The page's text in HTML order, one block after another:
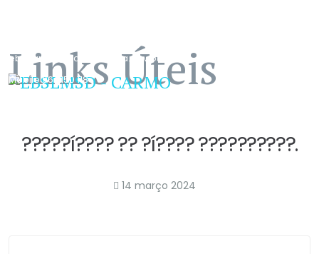
ebscarmo@edu.madeira.gov.pt
Mobile967 150 118
Links Úteis
?????í???? ?? ?í???? ??????????.
14 março 2024